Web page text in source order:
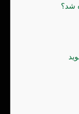
شد؟